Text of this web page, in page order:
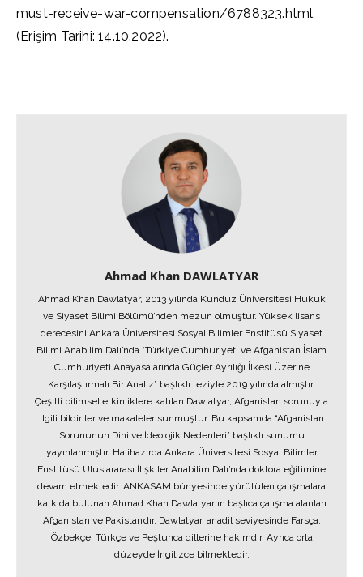
must-receive-war-compensation/6788323.html,
(Erişim Tarihi: 14.10.2022).
Ahmad Khan DAWLATYAR
Ahmad Khan Dawlatyar, 2013 yılında Kunduz Üniversitesi Hukuk
ve Siyaset Bilimi Bölümü’nden mezun olmuştur. Yüksek lisans
derecesini Ankara Üniversitesi Sosyal Bilimler Enstitüsü Siyaset
Bilimi Anabilim Dalı’nda “Türkiye Cumhuriyeti ve Afganistan İslam
Cumhuriyeti Anayasalarında Güçler Ayrılığı İlkesi Üzerine
Karşılaştırmalı Bir Analiz” başlıklı teziyle 2019 yılında almıştır.
Çeşitli bilimsel etkinliklere katılan Dawlatyar, Afganistan sorunuyla
ilgili bildiriler ve makaleler sunmuştur. Bu kapsamda “Afganistan
Sorununun Dini ve İdeolojik Nedenleri” başlıklı sunumu
yayınlanmıştır. Halihazırda Ankara Üniversitesi Sosyal Bilimler
Enstitüsü Uluslararası İlişkiler Anabilim Dalı’nda doktora eğitimine
devam etmektedir. ANKASAM bünyesinde yürütülen çalışmalara
katkıda bulunan Ahmad Khan Dawlatyar’ın başlıca çalışma alanları
Afganistan ve Pakistan’dır. Dawlatyar, anadil seviyesinde Farsça,
Özbekçe, Türkçe ve Peştunca dillerine hakimdir. Ayrıca orta
düzeyde İngilizce bilmektedir.